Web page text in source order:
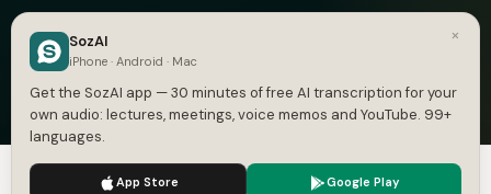
Blog
Privacy
Terms
DMCA
We use cookies to enhance your experience.
×
SozAI
iPhone · Android · Mac
Get the SozAI app — 30 minutes of free AI transcription for your
own audio: lectures, meetings, voice memos and YouTube. 99+
languages.
App Store Google Play